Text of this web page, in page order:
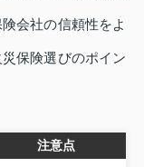
会社の信頼性をよ
保険選びのポイン
注意点